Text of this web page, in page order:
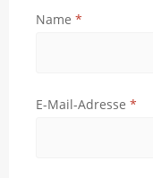
Name *
E-Mail-Adresse *